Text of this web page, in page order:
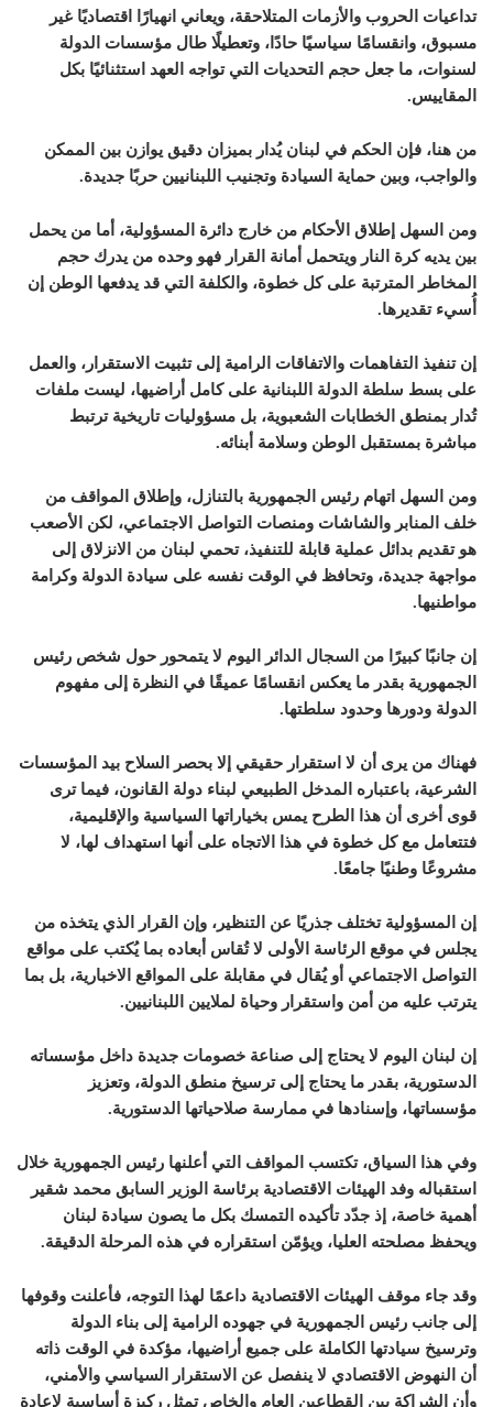
تداعيات الحروب والأزمات المتلاحقة، ويعاني انهيارًا اقتصاديًا غير
مسبوق، وانقسامًا سياسيًا حادًا، وتعطيلًا طال مؤسسات الدولة
لسنوات، ما جعل حجم التحديات التي تواجه العهد استثنائيًا بكل
المقاييس.
من هنا، فإن الحكم في لبنان يُدار بميزان دقيق يوازن بين الممكن
والواجب، وبين حماية السيادة وتجنيب اللبنانيين حربًا جديدة.
ومن السهل إطلاق الأحكام من خارج دائرة المسؤولية، أما من يحمل
بين يديه كرة النار ويتحمل أمانة القرار فهو وحده من يدرك حجم
المخاطر المترتبة على كل خطوة، والكلفة التي قد يدفعها الوطن إن
أُسيء تقديرها.
إن تنفيذ التفاهمات والاتفاقات الرامية إلى تثبيت الاستقرار، والعمل
على بسط سلطة الدولة اللبنانية على كامل أراضيها، ليست ملفات
تُدار بمنطق الخطابات الشعبوية، بل مسؤوليات تاريخية ترتبط
مباشرة بمستقبل الوطن وسلامة أبنائه.
ومن السهل اتهام رئيس الجمهورية بالتنازل، وإطلاق المواقف من
خلف المنابر والشاشات ومنصات التواصل الاجتماعي، لكن الأصعب
هو تقديم بدائل عملية قابلة للتنفيذ، تحمي لبنان من الانزلاق إلى
مواجهة جديدة، وتحافظ في الوقت نفسه على سيادة الدولة وكرامة
مواطنيها.
إن جانبًا كبيرًا من السجال الدائر اليوم لا يتمحور حول شخص رئيس
الجمهورية بقدر ما يعكس انقسامًا عميقًا في النظرة إلى مفهوم
الدولة ودورها وحدود سلطتها.
فهناك من يرى أن لا استقرار حقيقي إلا بحصر السلاح بيد المؤسسات
الشرعية، باعتباره المدخل الطبيعي لبناء دولة القانون، فيما ترى
قوى أخرى أن هذا الطرح يمس بخياراتها السياسية والإقليمية،
فتتعامل مع كل خطوة في هذا الاتجاه على أنها استهداف لها، لا
مشروعًا وطنيًا جامعًا.
إن المسؤولية تختلف جذريًا عن التنظير، وإن القرار الذي يتخذه من
يجلس في موقع الرئاسة الأولى لا تُقاس أبعاده بما يُكتب على مواقع
التواصل الاجتماعي أو يُقال في مقابلة على المواقع الاخبارية، بل بما
يترتب عليه من أمن واستقرار وحياة لملايين اللبنانيين.
إن لبنان اليوم لا يحتاج إلى صناعة خصومات جديدة داخل مؤسساته
الدستورية، بقدر ما يحتاج إلى ترسيخ منطق الدولة، وتعزيز
مؤسساتها، وإسنادها في ممارسة صلاحياتها الدستورية.
وفي هذا السياق، تكتسب المواقف التي أعلنها رئيس الجمهورية خلال
استقباله وفد الهيئات الاقتصادية برئاسة الوزير السابق محمد شقير
أهمية خاصة، إذ جدّد تأكيده التمسك بكل ما يصون سيادة لبنان
ويحفظ مصلحته العليا، ويؤمّن استقراره في هذه المرحلة الدقيقة.
وقد جاء موقف الهيئات الاقتصادية داعمًا لهذا التوجه، فأعلنت وقوفها
إلى جانب رئيس الجمهورية في جهوده الرامية إلى بناء الدولة
وترسيخ سيادتها الكاملة على جميع أراضيها، مؤكدة في الوقت ذاته
أن النهوض الاقتصادي لا ينفصل عن الاستقرار السياسي والأمني،
وأن الشراكة بين القطاعين العام والخاص تمثل ركيزة أساسية لإعادة